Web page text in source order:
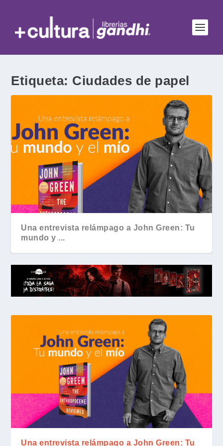
Etiqueta: Ciudades de papel
Una entrevista relámpago a John Green: Tu
mundo y ...
Una entrevista relámpago a John Green: Tu